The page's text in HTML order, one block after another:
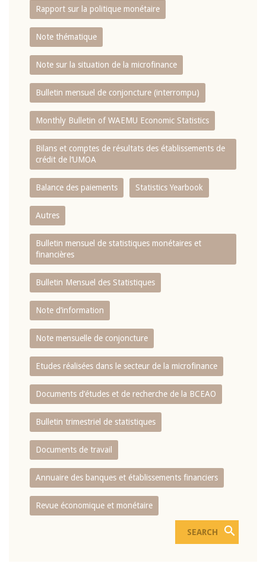
Rapport sur la politique monétaire
Note thématique
Note sur la situation de la microfinance
Bulletin mensuel de conjoncture (interrompu)
Monthly Bulletin of WAEMU Economic Statistics
Bilans et comptes de résultats des établissements de
crédit de l‘UMOA
Balance des paiements Statistics Yearbook
Autres
Bulletin mensuel de statistiques monétaires et
financières
Bulletin Mensuel des Statistiques
Note d’information
Note mensuelle de conjoncture
Etudes réalisées dans le secteur de la microfinance
Documents d’études et de recherche de la BCEAO
Bulletin trimestriel de statistiques
Documents de travail
Annuaire des banques et établissements financiers
Revue économique et monétaire